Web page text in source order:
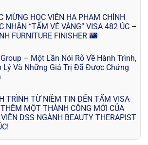
MỪNG HỌC VIÊN HA PHAM CHÍNH
NHẬN “TẤM VÉ VÀNG” VISA 482 ÚC –
FURNITURE FINISHER
– Một Lần Nói Rõ Về Hành Trình,
Lý Và Những Giá Trị Đã Được Chứng
TRÌNH TỪ NIỀM TIN ĐẾN TẤM VISA
MỘT THÀNH CÔNG MỚI CỦA
VIÊN DSS NGÀNH BEAUTY THERAPIST